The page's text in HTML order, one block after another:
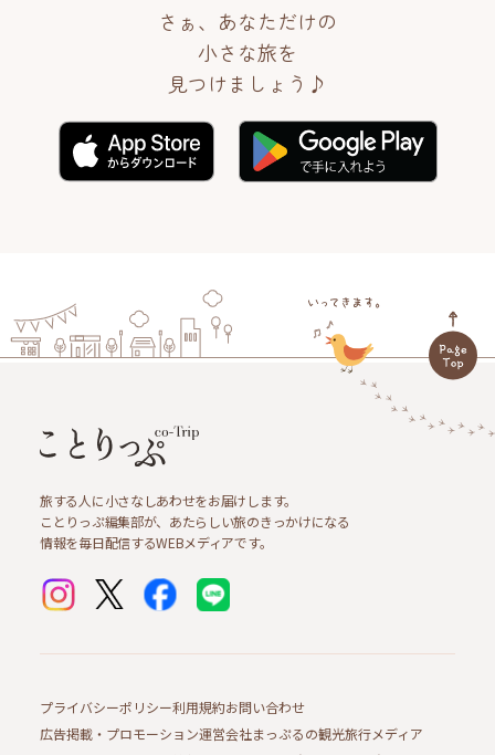
さぁ、あなただけの
小さな旅を
見つけましょう♪
旅する人に小さなしあわせをお届けします。
ことりっぷ編集部が、あたらしい旅のきっかけになる
情報を毎日配信するWEBメディアです。
プライバシーポリシー利用規約お問い合わせ
広告掲載・プロモーション運営会社まっぷるの観光旅行メディア